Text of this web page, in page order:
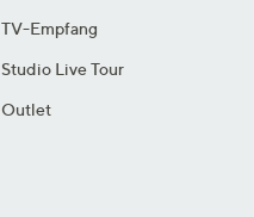
TV-Empfang
Studio Live Tour
Outlet